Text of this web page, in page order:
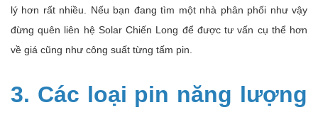
lý hơn rất nhiều. Nếu bạn đang tìm một nhà phân phối như vậy
đừng quên liên hệ Solar Chiến Long để được tư vấn cụ thể hơn
về giá cũng như công suất từng tấm pin.
3. Các loại pin năng lượng